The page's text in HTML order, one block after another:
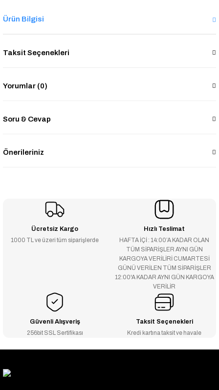
Ürün Bilgisi
Taksit Seçenekleri
Yorumlar (0)
Soru & Cevap
Önerileriniz
Ücretsiz Kargo
1000 TL ve üzeri tüm siparişlerde
Hızlı Teslimat
HAFTA İÇİ : 14:00’A KADAR OLAN
TÜM SİPARİŞLER AYNI GÜN
KARGOYA VERİLİRİ CUMARTESİ
GÜNÜ VERİLEN TÜM SİPARİŞLER
12:00'A KADAR AYNI GÜN KARGOYA
VERİLİR
Güvenli Alışveriş
256bit SSL Sertifikası
Taksit Seçenekleri
Kredi kartına taksit ve havale